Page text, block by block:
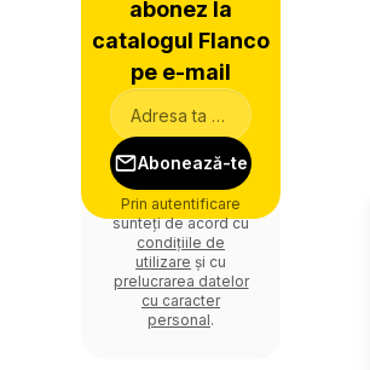
abonez la
catalogul Flanco
pe e-mail
Abonează-te
Prin autentificare
sunteți de acord cu
condițiile de
utilizare și cu
prelucrarea datelor
cu caracter
personal.